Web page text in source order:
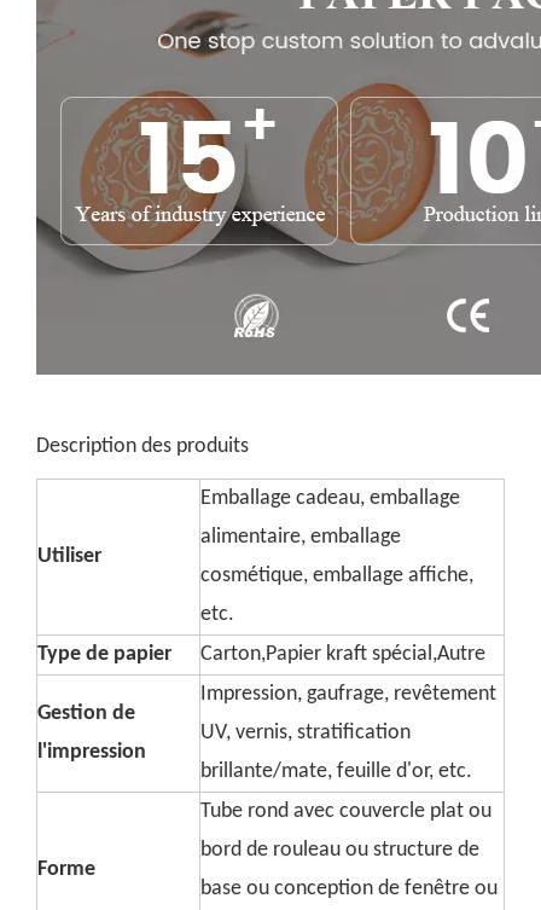
Description des produits
Utiliser
Emballage cadeau, emballage
alimentaire, emballage
cosmétique, emballage affiche,
etc.
Type de papier
Carton,Papier kraft spécial,Autre
Gestion de
l'impression
Impression, gaufrage, revêtement
UV, vernis, stratification
brillante/mate, feuille d'or, etc.
Forme
Tube rond avec couvercle plat ou
bord de rouleau ou structure de
base ou conception de fenêtre ou